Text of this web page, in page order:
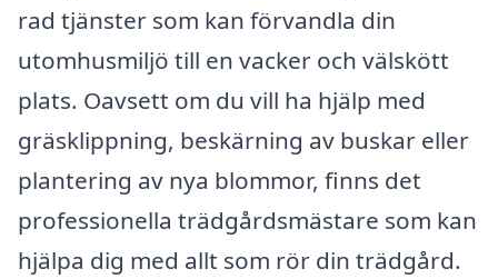
rad tjänster som kan förvandla din
utomhusmiljö till en vacker och välskött
plats. Oavsett om du vill ha hjälp med
gräsklippning, beskärning av buskar eller
plantering av nya blommor, finns det
professionella trädgårdsmästare som kan
hjälpa dig med allt som rör din trädgård.